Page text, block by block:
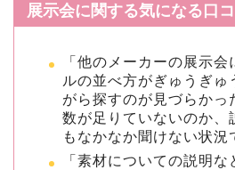
展示会に関する気になる口コ
「他のメーカーの展示
ルの並べ方がぎゅうぎゅ
がら探すのが見づらかっ
数が足りていないのか、
もなかなか聞けない状況
「素材についての説明